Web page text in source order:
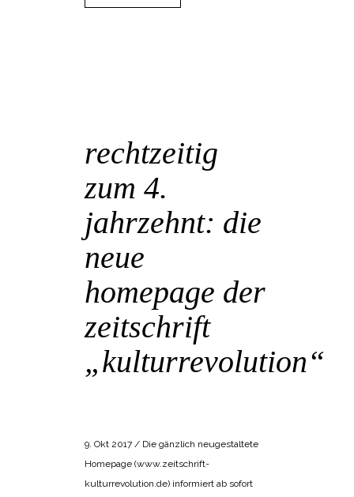
rechtzeitig
zum 4.
jahrzehnt: die
neue
homepage der
zeitschrift
„kulturrevolution“
9. Okt 2017 / Die gänzlich neugestaltete
Homepage (www.zeitschrift-
kulturrevolution.de) informiert ab sofort